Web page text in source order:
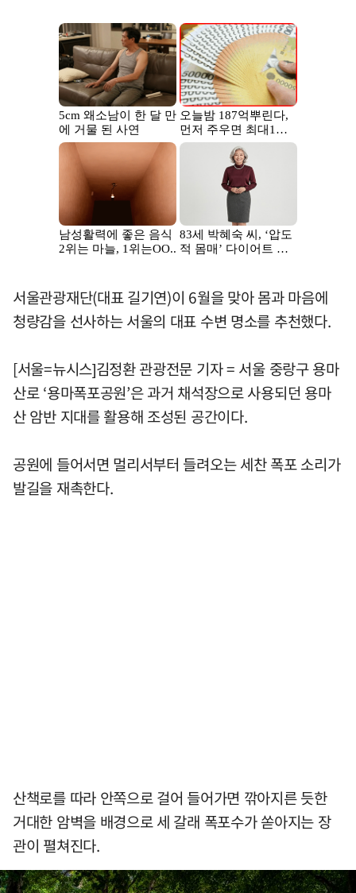
서울관광재단(대표 길기연)이 6월을 맞아 몸과 마음에
청량감을 선사하는 서울의 대표 수변 명소를 추천했다.
[서울=뉴시스]김정환 관광전문 기자 = 서울 중랑구 용마
산로 ‘용마폭포공원’은 과거 채석장으로 사용되던 용마
산 암반 지대를 활용해 조성된 공간이다.
공원에 들어서면 멀리서부터 들려오는 세찬 폭포 소리가
발길을 재촉한다.
산책로를 따라 안쪽으로 걸어 들어가면 깎아지른 듯한
거대한 암벽을 배경으로 세 갈래 폭포수가 쏟아지는 장
관이 펼쳐진다.